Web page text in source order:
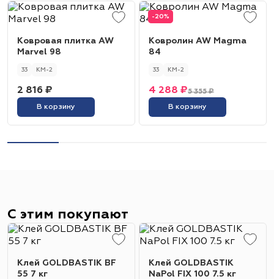
Ковровая плитка AW
Marvel 98
33 КМ-2
2 816 ₽
В корзину
-20%
Ковролин AW Magma
84
33 КМ-2
5 355 ₽
4 288 ₽
В корзину
С этим покупают
Клей GOLDBASTIK BF
55 7 кг
Клей GOLDBASTIK
NaPol FIX 100 7.5 кг